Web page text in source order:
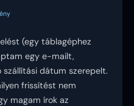
(egy táblagéphez
egy e-mailt,
dátum szerepelt.
frissítést nem
magam írok az